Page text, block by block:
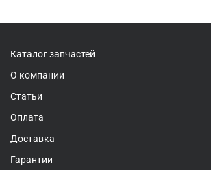
Каталог запчастей
О компании
Статьи
Оплата
Доставка
Гарантии